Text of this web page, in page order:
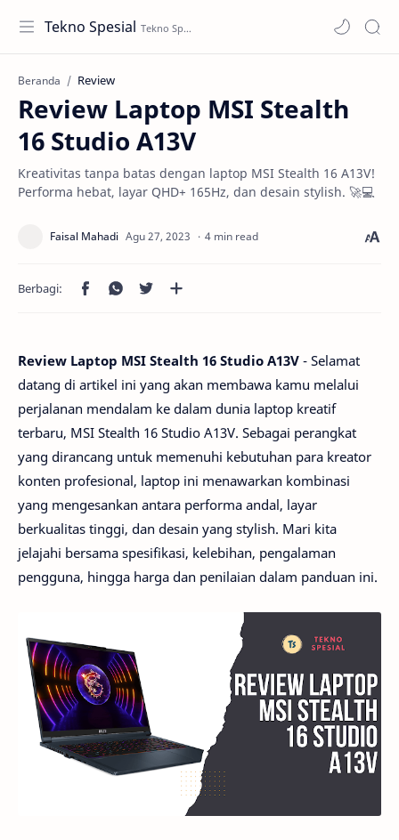
Tekno Spesial
Beranda Review
Review Laptop MSI Stealth
16 Studio A13V
Kreativitas tanpa batas dengan laptop MSI Stealth 16 A13V!
Performa hebat, layar QHD+ 165Hz, dan desain stylish. 🚀💻
4 min read
Review Laptop MSI Stealth 16 Studio A13V - Selamat
datang di artikel ini yang akan membawa kamu melalui
perjalanan mendalam ke dalam dunia laptop kreatif
terbaru, MSI Stealth 16 Studio A13V. Sebagai perangkat
yang dirancang untuk memenuhi kebutuhan para kreator
konten profesional, laptop ini menawarkan kombinasi
yang mengesankan antara performa andal, layar
berkualitas tinggi, dan desain yang stylish. Mari kita
jelajahi bersama spesifikasi, kelebihan, pengalaman
pengguna, hingga harga dan penilaian dalam panduan ini.